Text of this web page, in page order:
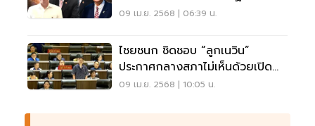
ร่าง
09 เม.ย. 2568 | 06:39 น.
ไชยชนก ชิดชอบ “ลูกเนวิน”
ประกาศกลางสภาไม่เห็นด้วยเปิด
กาสิโน
09 เม.ย. 2568 | 10:05 น.